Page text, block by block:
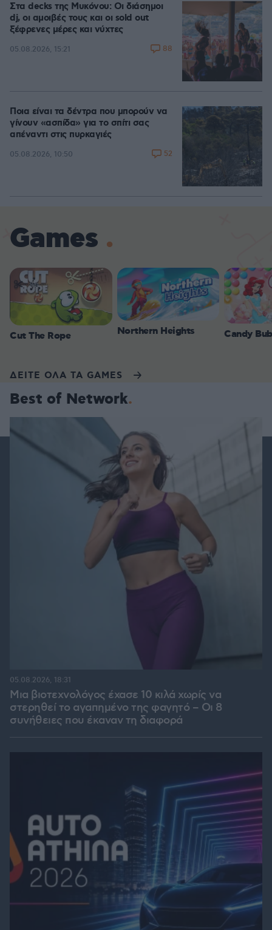
Στα decks της Μυκόνου: Οι διάσημοι
dj, οι αμοιβές τους και οι sold out
ξέφρενες μέρες και νύχτες
05.08.2026, 15:21 88
Ποια είναι τα δέντρα που μπορούν να
γίνουν «ασπίδα» για το σπίτι σας
απέναντι στις πυρκαγιές
05.08.2026, 10:50 52
Games
Cut The Rope Northern Heights Candy
ΔΕΙΤΕ ΟΛΑ ΤΑ GAMES
Best of Network
Μια βιοτεχνολόγος έχασε 10 κιλά χωρίς να
στερηθεί το αγαπημένο της φαγητό – Οι 8
συνήθειες που έκαναν τη διαφορά
05.08.2026, 18:31